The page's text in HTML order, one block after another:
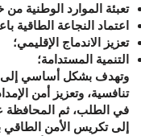
تعبئة الموارد الوطنية
اعتماد النجاعة الطاقية
تعزيز الاندماج الإقليمي؛
التنمية المستدامة؛
وتهدف بشكل أساسي إلى
تنافسية، وتعزيز أمن
في الطلب، ثم المحافظة
إلى تكريس الأمن الطاقي